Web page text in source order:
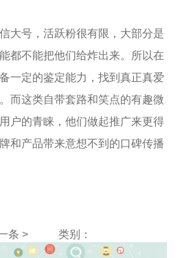
号，活跃粉很有限，大部分是
都不能把他们给炸出来。所以在
一定的鉴定能力，找到真正真爱
而这类自带套路和笑点的有趣微
户的青睐，他们做起推广来更得
和产品带来意想不到的口碑传播
条 > 类别：